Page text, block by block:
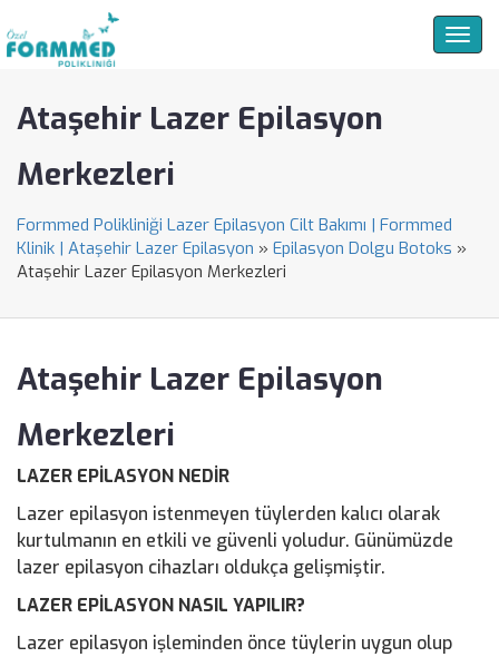
Ataşehir Lazer Epilasyon
Merkezleri
Formmed Polikliniği Lazer Epilasyon Cilt Bakımı | Formmed
Klinik | Ataşehir Lazer Epilasyon » Epilasyon Dolgu Botoks »
Ataşehir Lazer Epilasyon Merkezleri
Ataşehir Lazer Epilasyon
Merkezleri
LAZER EPİLASYON NEDİR
Lazer epilasyon istenmeyen tüylerden kalıcı olarak
kurtulmanın en etkili ve güvenli yoludur. Günümüzde
lazer epilasyon cihazları oldukça gelişmiştir.
LAZER EPİLASYON NASIL YAPILIR?
Lazer epilasyon işleminden önce tüylerin uygun olup